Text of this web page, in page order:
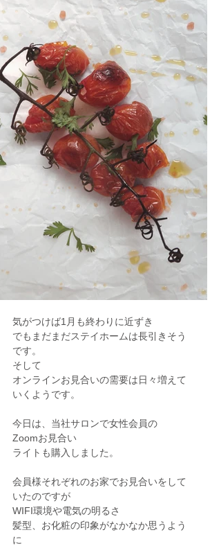
気がつけば1月も終わりに近ずき
でもまだまだステイホームは長引きそう
です。
そして
オンラインお見合いの需要は日々増えて
いくようです。
今日は、当社サロンで女性会員の
Zoomお見合い
ライトも購入しました。
会員様それぞれのお家でお見合いをして
いたのですが
WIFI環境や電気の明るさ
髪型、お化粧の印象がなかなか思うよう
に